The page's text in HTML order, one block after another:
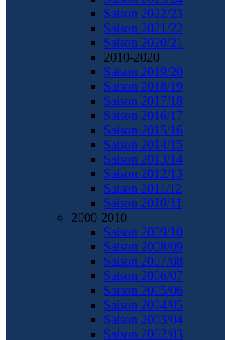
Saison 2022/23
Saison 2021/22
Saison 2020/21
2010-2020
Saison 2019/20
Saison 2018/19
Saison 2017/18
Saison 2016/17
Saison 2015/16
Saison 2014/15
Saison 2013/14
Saison 2012/13
Saison 2011/12
Saison 2010/11
2000-2010
Saison 2009/10
Saison 2008/09
Saison 2007/08
Saison 2006/07
Saison 2005/06
Saison 2004/05
Saison 2003/04
Saison 2002/03